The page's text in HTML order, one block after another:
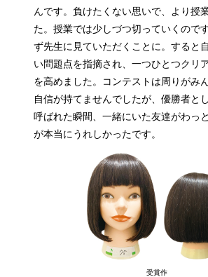
んです。負けたくない思いで、より授
た。授業では少しづつ切っていくので
ず先生に見ていただくことに。すると
い問題点を指摘され、一つひとつクリ
を高めました。コンテストは周りがみ
自信が持てませんでしたが、優勝者と
呼ばれた瞬間、一緒にいた友達がわっ
が本当にうれしかったです。
受賞作